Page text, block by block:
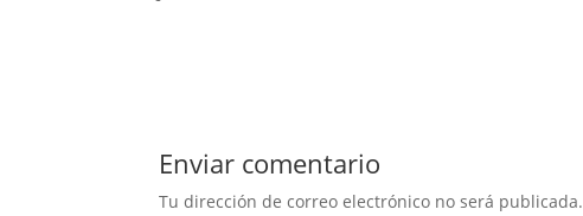
Enviar comentario
Tu dirección de correo electrónico no será publicada.